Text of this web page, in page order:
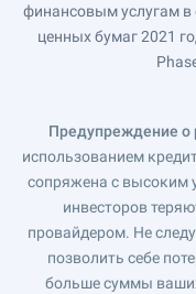
финансовым услугам в
ценных бумаг 2021
Предупреждение о
использованием
сопряжена с высоким
инвесторов
провайдером. Не
позволить себе
больше суммы